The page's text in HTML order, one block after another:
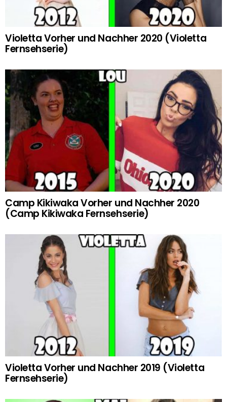
Violetta Vorher und Nachher 2020 (Violetta
Fernsehserie)
Camp Kikiwaka Vorher und Nachher 2020
(Camp Kikiwaka Fernsehserie)
Violetta Vorher und Nachher 2019 (Violetta
Fernsehserie)